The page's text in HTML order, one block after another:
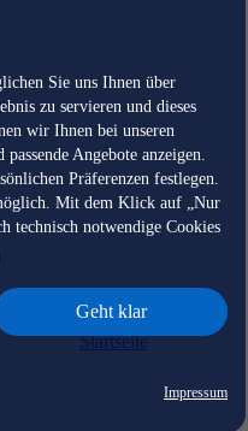
Sie uns Ihnen über
zu servieren und dieses
wir Ihnen bei unseren
Angebote anzeigen.
Präferenzen festlegen.
Mit dem Klick auf „Nur
technisch notwendige Cookies
Geht klar
Impressum
Startseite